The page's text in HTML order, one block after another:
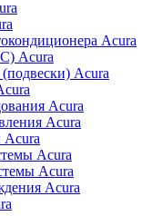
Acura
Acura
Acura
Acura
Acura
Acura
Acura
Acura
Acura